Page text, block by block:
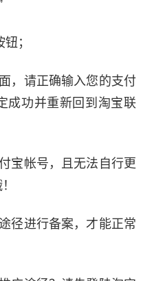
；
，请正确输入您的支付
成功并重新回到淘宝联
宝帐号，且无法自行更
径进行备案，才能正常